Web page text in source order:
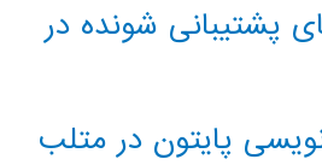
پشتیبانی شونده در
پایتون در متلب